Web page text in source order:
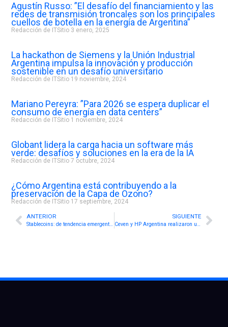
Agustín Russo: ”El desafío del financiamiento y las
redes de transmisión troncales son los principales
cuellos de botella en la energía de Argentina”
Redacción de ITSitio 3 enero, 2025
La hackathon de Siemens y la Unión Industrial
Argentina impulsa la innovación y producción
sostenible en un desafío universitario
Redacción de ITSitio 19 noviembre, 2024
Mariano Pereyra: ”Para 2026 se espera duplicar el
consumo de energía en data centers”
Redacción de ITSitio 1 noviembre, 2024
Globant lidera la carga hacia un software más
verde: desafíos y soluciones en la era de la IA
Redacción de ITSitio7 octubre, 2024
¿Cómo Argentina está contribuyendo a la
preservación de la Capa de Ozono?
Redacción de ITSitio 17 septiembre, 2024
Prev
ANTERIOR SIGUIENTE